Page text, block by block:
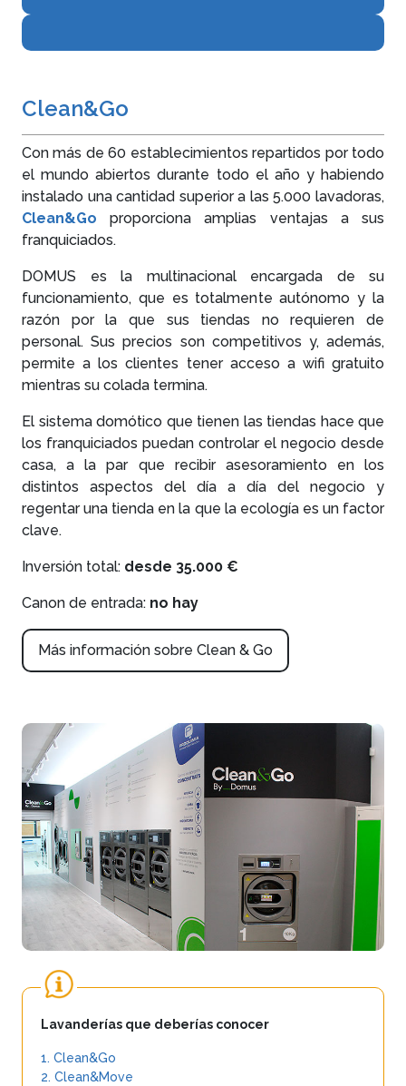
Clean&Go
Con más de 60 establecimientos repartidos por todo
el mundo abiertos durante todo el año y habiendo
instalado una cantidad superior a las 5.000 lavadoras,
Clean&Go proporciona amplias ventajas a sus
franquiciados.
DOMUS es la multinacional encargada de su
funcionamiento, que es totalmente autónomo y la
razón por la que sus tiendas no requieren de
personal. Sus precios son competitivos y, además,
permite a los clientes tener acceso a wifi gratuito
mientras su colada termina.
El sistema domótico que tienen las tiendas hace que
los franquiciados puedan controlar el negocio desde
casa, a la par que recibir asesoramiento en los
distintos aspectos del día a día del negocio y
regentar una tienda en la que la ecología es un factor
clave.
Inversión total: desde 35.000 €
Canon de entrada: no hay
Más información sobre Clean & Go
Lavanderías que deberías conocer
1. Clean&Go
2. Clean&Move